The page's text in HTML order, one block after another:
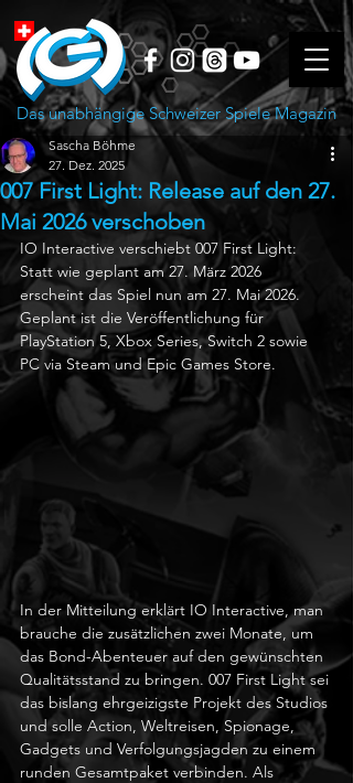
Das unabhängige Schweizer Spiele Magazin
007 First Light: Release auf den 27.
Mai 2026 verschoben
Sascha Böhme
27. Dez. 2025
IO Interactive verschiebt 007 First Light:
Statt wie geplant am 27. März 2026
erscheint das Spiel nun am 27. Mai 2026.
Geplant ist die Veröffentlichung für
PlayStation 5, Xbox Series, Switch 2 sowie
PC via Steam und Epic Games Store.
In der Mitteilung erklärt IO Interactive, man
brauche die zusätzlichen zwei Monate, um
das Bond-Abenteuer auf den gewünschten
Qualitätsstand zu bringen. 007 First Light sei
das bislang ehrgeizigste Projekt des Studios
und solle Action, Weltreisen, Spionage,
Gadgets und Verfolgungsjagden zu einem
runden Gesamtpaket verbinden. Als